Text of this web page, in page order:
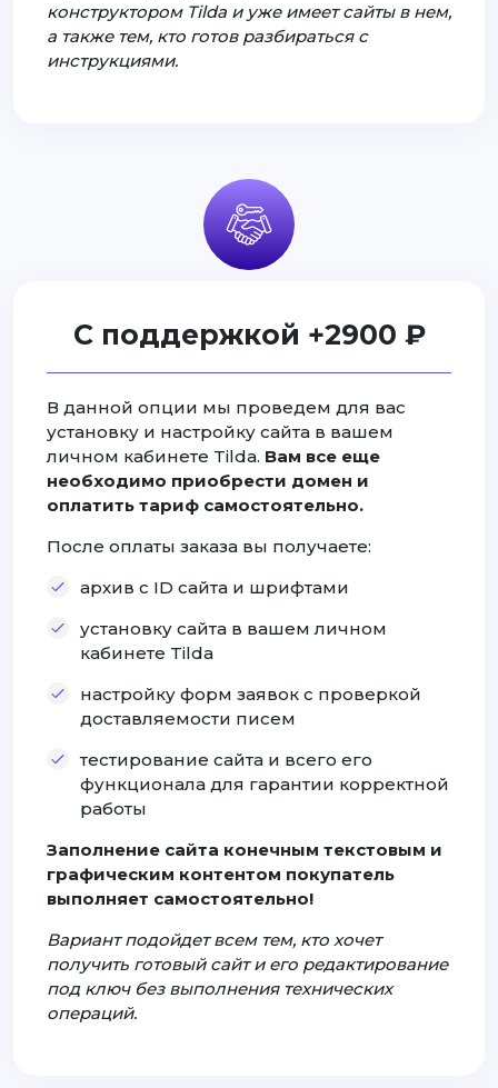
конструктором Tilda и уже имеет сайты в нем,
а также тем, кто готов разбираться с
инструкциями.
С поддержкой +2900 ₽
В данной опции мы проведем для вас
установку и настройку сайта в вашем
личном кабинете Tilda. Вам все еще
необходимо приобрести домен и
оплатить тариф самостоятельно.
После оплаты заказа вы получаете:
архив с ID сайта и шрифтами
установку сайта в вашем личном
кабинете Tilda
настройку форм заявок с проверкой
доставляемости писем
тестирование сайта и всего его
функционала для гарантии корректной
работы
Заполнение сайта конечным текстовым и
графическим контентом покупатель
выполняет самостоятельно!
Вариант подойдет всем тем, кто хочет
получить готовый сайт и его редактирование
под ключ без выполнения технических
операций.